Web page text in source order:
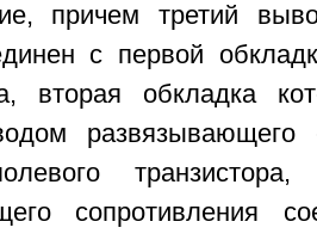
причем третий
с первой
вторая обкладка
развязывающего
сопротивления